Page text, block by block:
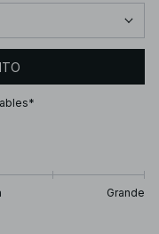
Grande